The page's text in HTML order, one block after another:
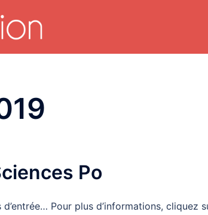
Po
Pour plus d’informations, cliquez